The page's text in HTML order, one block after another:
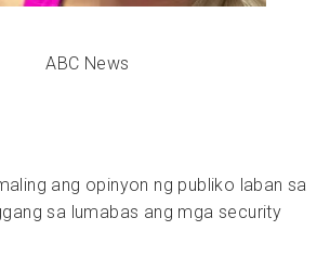
ABC News
ang opinyon ng publiko laban sa
sa lumabas ang mga security